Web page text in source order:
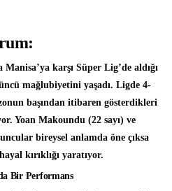
karşı Süper Lig’de aldığı
mağlubiyetini yaşadı. Ligde 4-
başından itibaren gösterdikleri
Yoan Makoundu (22 sayı) ve
bireysel anlamda öne çıksa
kırıklığı yaratıyor.
Bir Performans